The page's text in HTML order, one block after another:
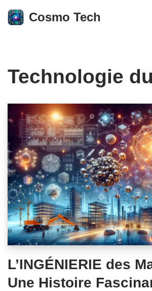
Aller
Cosmo Tech
Technologie
L’INGÉNIERIE des
Une Histoire